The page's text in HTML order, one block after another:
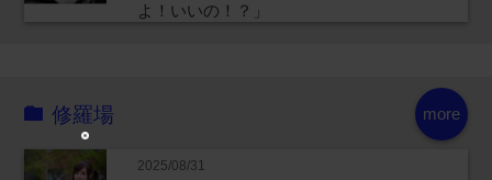
よ！いいの！？」
more
修羅場
2025/08/31